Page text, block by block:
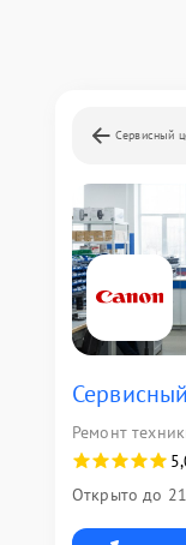
Сервисный
Ремонт
Открыто до